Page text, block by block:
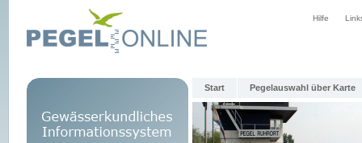
Hilfe
Start Pegelauswahl über Karte